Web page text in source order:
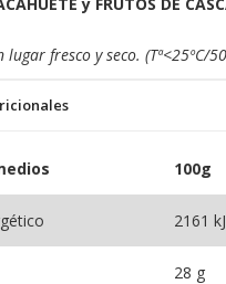
lugar fresco y seco. (Tª<25ºC/
100g
2161
28 g